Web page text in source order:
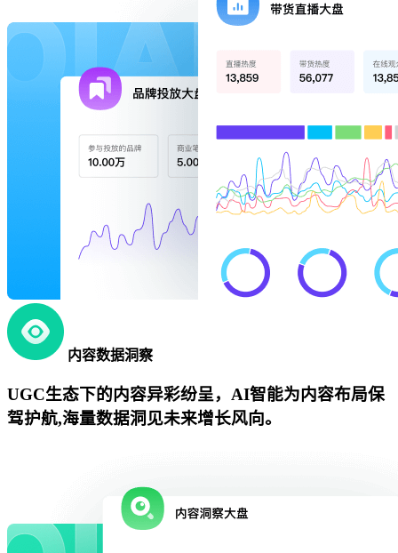
内容数据洞察
UGC生态下的内容异彩纷呈，AI智能为内容布局保
驾护航,海量数据洞见未来增长风向。